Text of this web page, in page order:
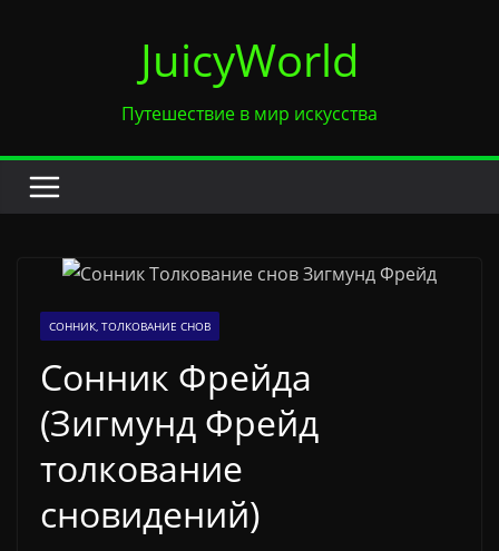
JuicyWorld
Путешествие в мир искусства
СОННИК, ТОЛКОВАНИЕ СНОВ
Сонник Фрейда
(Зигмунд Фрейд
толкование
сновидений)